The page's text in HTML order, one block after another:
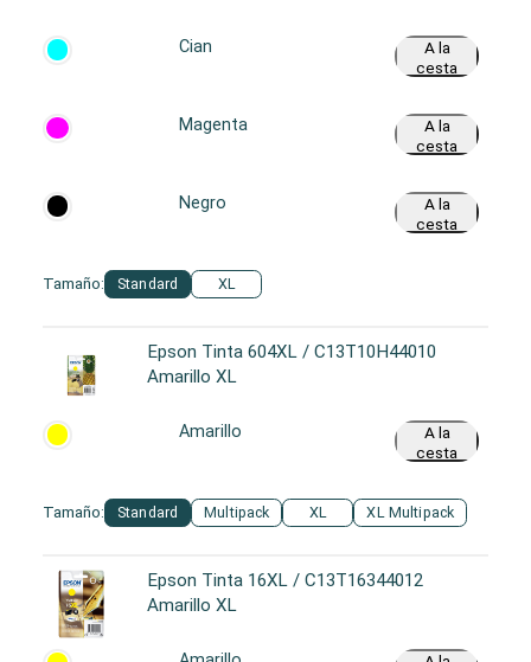
Tamaño: Standard XL
Cian
A la
cesta
Magenta
A la
cesta
Negro
A la
cesta
Epson Tinta 604XL / C13T10H44010
Amarillo XL
Tamaño: Standard Multipack XL XL Multipack
Amarillo
A la
cesta
Epson Tinta 16XL / C13T16344012
Amarillo XL